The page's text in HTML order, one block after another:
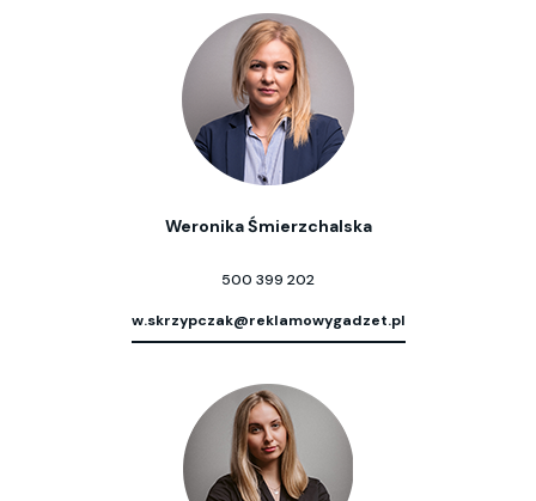
Weronika Śmierzchalska
500 399 202
w.skrzypczak@reklamowygadzet.pl